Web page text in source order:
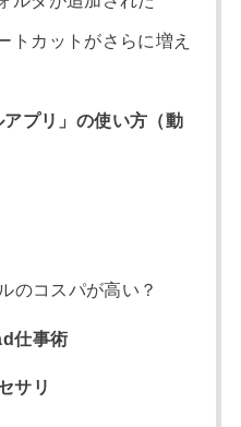
トカットがさらに増え
プリ」の使い方（動
のコスパが高い？
仕事術
サリ